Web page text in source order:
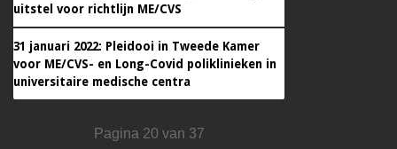
uitstel voor richtlijn ME/CVS
31 januari 2022: Pleidooi in Tweede Kamer
voor ME/CVS- en Long-Covid poliklinieken in
universitaire medische centra
Pagina 20 van 37